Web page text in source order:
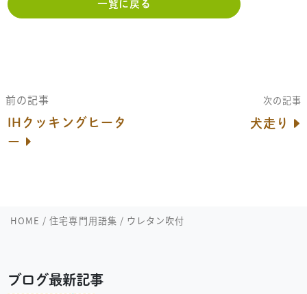
一覧に戻る
前の記事
IHクッキングヒータ
ー
次の記事
犬走り
HOME /住宅専門用語集 / ウレタン吹付
ブログ最新記事